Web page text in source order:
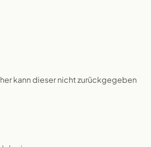
kann dieser nicht zurückgegeben